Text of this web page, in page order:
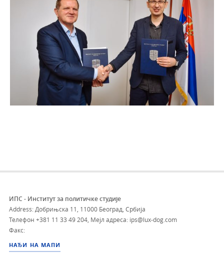
ИПС - Институт за политичке студије
Address: Добрињска 11, 11000 Београд, Србија
Телефон +381 11 33 49 204 Мејл адреса: ips@lux-dog.com
Факс:
НАЂИ НА МАПИ